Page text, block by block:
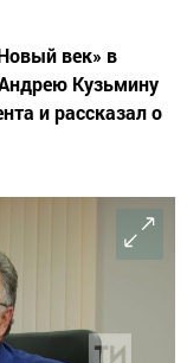
век» в
Кузьмину
и рассказал о